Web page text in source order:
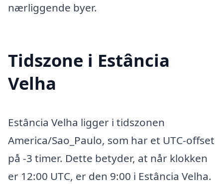
nærliggende byer.
Tidszone i Estância
Velha
Estância Velha ligger i tidszonen
America/Sao_Paulo, som har et UTC-offset
på -3 timer. Dette betyder, at når klokken
er 12:00 UTC, er den 9:00 i Estância Velha.